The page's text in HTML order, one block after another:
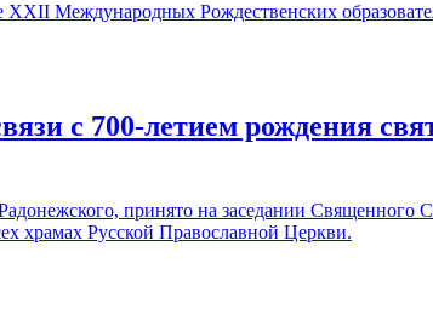
XXII Международных Рождественских
с 700-летием рождения
принято на заседании Священного
храмах Русской Православной Церкви.